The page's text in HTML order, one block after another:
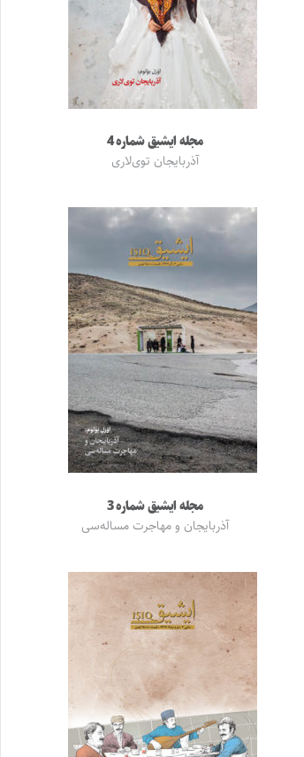
مجله ایشیق شماره 4
آذربایجان توی‌لاری
مجله ایشیق شماره 3
آذربایجان و مهاجرت مساله‌سی